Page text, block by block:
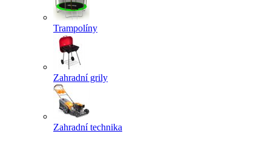
Trampolíny
Zahradní grily
Zahradní technika